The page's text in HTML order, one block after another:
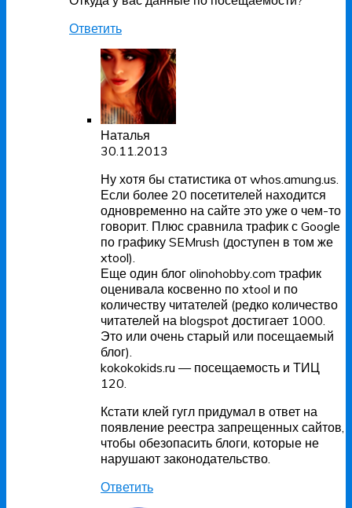
Ответить
Наталья
30.11.2013
Ну хотя бы статистика от whos.amung.us.
Если более 20 посетителей находится
одновременно на сайте это уже о чем-то
говорит. Плюс сравнила трафик с Google
по графику SEMrush (доступен в том же
xtool).
Еще один блог olinohobby.com трафик
оценивала косвенно по xtool и по
количеству читателей (редко количество
читателей на blogspot достигает 1000.
Это или очень старый или посещаемый
блог).
kokokokids.ru — посещаемость и ТИЦ
120.
Кстати клей гугл придумал в ответ на
появление реестра запрещенных сайтов,
чтобы обезопасить блоги, которые не
нарушают законодательство.
Ответить